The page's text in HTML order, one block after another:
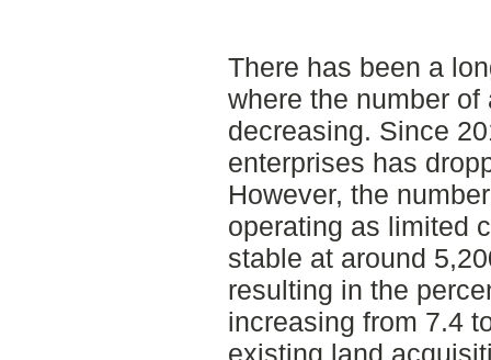
There has been a
where the number
decreasing. Since
enterprises has
However, the
operating as limited
stable at around
resulting in the
increasing from 7.4
existing land